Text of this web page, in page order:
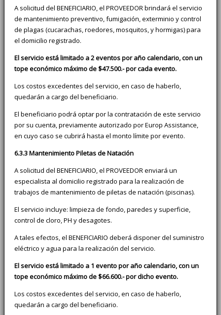
A solicitud del BENEFICIARIO, el PROVEEDOR brindará el servicio
de mantenimiento preventivo, fumigación, exterminio y control
de plagas (cucarachas, roedores, mosquitos, y hormigas) para
el domicilio registrado.
El servicio está limitado a 2 eventos por año calendario, con un
tope económico máximo de $47.500.- por cada evento.
Los costos excedentes del servicio, en caso de haberlo,
quedarán a cargo del beneficiario.
El beneficiario podrá optar por la contratación de este servicio
por su cuenta, previamente autorizado por Europ Assistance,
en cuyo caso se cubrirá hasta el monto límite por evento.
6.3.3 Mantenimiento Piletas de Natación
A solicitud del BENEFICIARIO, el PROVEEDOR enviará un
especialista al domicilio registrado para la realización de
trabajos de mantenimiento de piletas de natación (piscinas).
El servicio incluye: limpieza de fondo, paredes y superficie,
control de cloro, PH y desagotes.
A tales efectos, el BENEFICIARIO deberá disponer del suministro
eléctrico y agua para la realización del servicio.
El servicio está limitado a 1 evento por año calendario, con un
tope económico máximo de $66.600.- por dicho evento.
Los costos excedentes del servicio, en caso de haberlo,
quedarán a cargo del beneficiario.